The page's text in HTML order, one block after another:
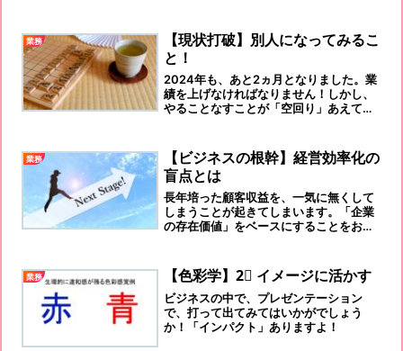
業務
【現状打破】別人になってみるこ
と！
2024年も、あと2ヵ月となりました。業
績を上げなければなりません！しかし、
やることなすことが「空回り」あえて、
業務
【ビジネスの根幹】経営効率化の
盲点とは
長年培った顧客収益を、一気に無くして
しまうことが起きてしまいます。「企業
の存在価値」をベースにすることをお勧
業務 【色彩学】2⃣ イメージに活かす
ビジネスの中で、プレゼンテーション
で、打って出てみてはいかがでしょう
か！「インパクト」ありますよ！